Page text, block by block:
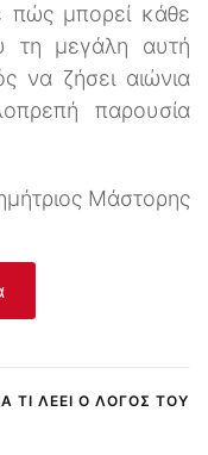
πώς μπορεί κάθε
τη μεγάλη αυτή
να ζήσει αιώνια
παρουσία
Μάστορης
ΤΙ ΛΈΕΙ Ο ΛΌΓΟΣ ΤΟΥ